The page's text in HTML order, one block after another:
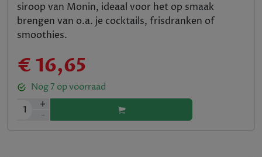
siroop van Monin, ideaal voor het op smaak
brengen van o.a. je cocktails, frisdranken of
smoothies.
€ 16,65
Nog7 op voorraad
1
+
-